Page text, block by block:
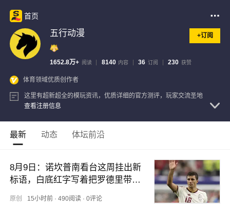
首页
五行动漫 +订阅
1652.8万+ 阅读 8140 内容 36 订阅 230 获赞
体育领域优质创作者
这里有超新超全的模玩资讯，优质详细的官方测评，玩家交流圣地
查看注册信息
最新 动态 体坛前沿
8月9日：诺坎普南看台这周挂出新
标语，白底红字写着把罗德里带
原创 15小时前· 490阅读· 0评论